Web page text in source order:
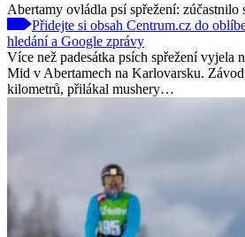
Abertamy ovládla psí spřežení: zúčastnilo
Přidejte si obsah Centrum.cz do
hledání a Google zprávy
Více než padesátka psích spřežení vyjela
Mid v Abertamech na Karlovarsku.
kilometrů, přilákal mushery…